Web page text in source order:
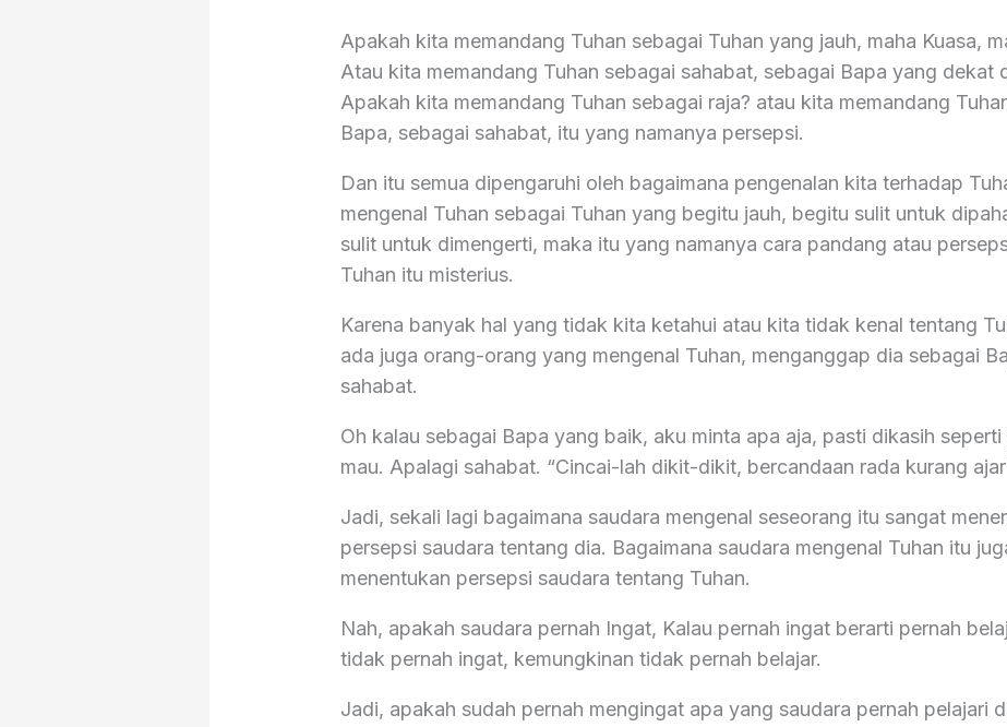
Apakah kita memandang Tuhan sebagai Tuhan yang jauh, maha Kuasa,
Atau kita memandang Tuhan sebagai sahabat, sebagai Bapa yang dekat
Apakah kita memandang Tuhan sebagai raja? atau kita memandang
Bapa, sebagai sahabat, itu yang namanya persepsi.
Dan itu semua dipengaruhi oleh bagaimana pengenalan kita terhadap
mengenal Tuhan sebagai Tuhan yang begitu jauh, begitu sulit untuk
sulit untuk dimengerti, maka itu yang namanya cara pandang atau
Tuhan itu misterius.
Karena banyak hal yang tidak kita ketahui atau kita tidak kenal tentang
ada juga orang-orang yang mengenal Tuhan, menganggap dia sebagai
sahabat.
Oh kalau sebagai Bapa yang baik, aku minta apa aja, pasti dikasih
mau. Apalagi sahabat. “Cincai-lah dikit-dikit, bercandaan rada kurang
Jadi, sekali lagi bagaimana saudara mengenal seseorang itu sangat
persepsi saudara tentang dia. Bagaimana saudara mengenal Tuhan itu
menentukan persepsi saudara tentang Tuhan.
Nah, apakah saudara pernah Ingat, Kalau pernah ingat berarti pernah
tidak pernah ingat, kemungkinan tidak pernah belajar.
Jadi, apakah sudah pernah mengingat apa yang saudara pernah pelajari